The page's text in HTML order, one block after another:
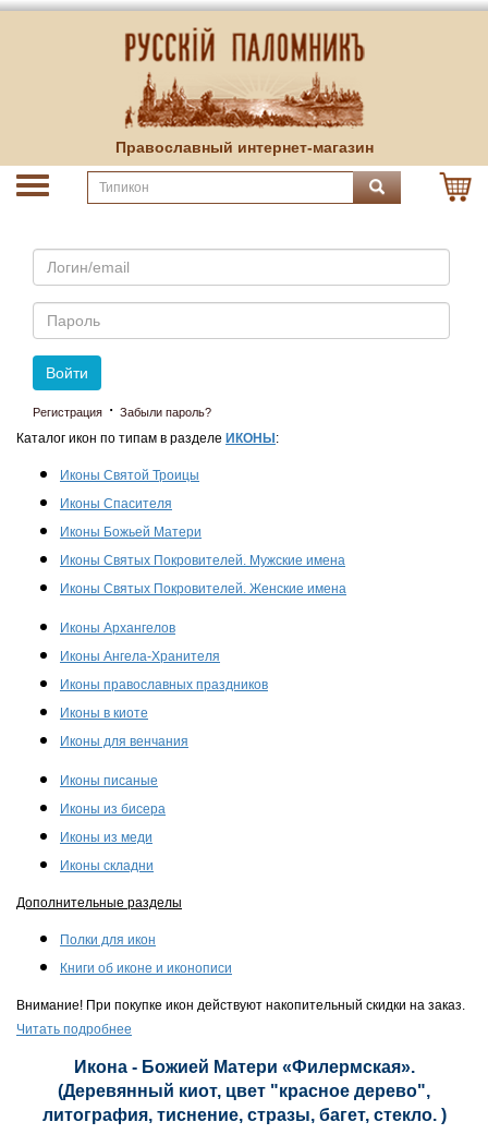
Православный интернет-магазин
Email
Пароль
Войти
Регистрация · Забыли пароль?
Каталог икон по типам в разделе ИКОНЫ :
Иконы Святой Троицы
Иконы Спасителя
Иконы Божьей Матери
Иконы Святых Покровителей. Мужские имена
Иконы Святых Покровителей. Женские имена
Иконы Архангелов
Иконы Ангела-Хранителя
Иконы православных праздников
Иконы в киоте
Иконы для венчания
Иконы писаные
Иконы из бисера
Иконы из меди
Иконы складни
Дополнительные разделы
Полки для икон
Книги об иконе и иконописи
Внимание! При покупке икон действуют накопительный скидки на заказ.
Читать подробнее
Икона - Божией Матери «Филермская».
(Деревянный киот, цвет "красное дерево",
литография, тиснение, стразы, багет, стекло. )